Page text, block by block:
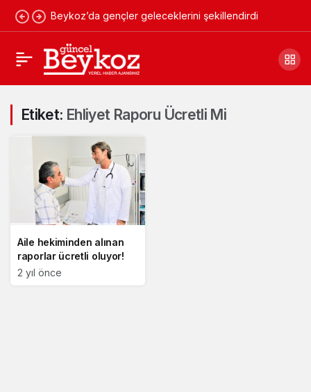
Beykoz’da gençler geleceklerini şekillendirdi
Etiket: Ehliyet Raporu Ücretli Mi
Aile hekiminden alınan
raporlar ücretli oluyor!
2 yıl önce